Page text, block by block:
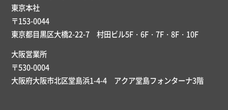
東京本社
〒153-0044
東京都目黒区大橋2-22-7 村田ビル5F・6F・7F・8F・10F
大阪営業所
〒530-0004
大阪府大阪市北区堂島浜1-4-4 アクア堂島フォンターナ3階